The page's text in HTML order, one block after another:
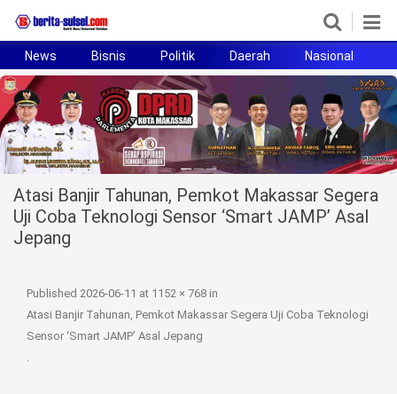
Home
News
Politik
Pendidikan
Bisnis
Hukum
Sport
News Bisnis Politik Daerah Nasional
Atasi Banjir Tahunan, Pemkot Makassar Segera
Uji Coba Teknologi Sensor ‘Smart JAMP’ Asal
Jepang
Published 2026-06-11 at 1152 × 768 in
Atasi Banjir Tahunan, Pemkot Makassar Segera Uji Coba Teknologi
Sensor ‘Smart JAMP’ Asal Jepang